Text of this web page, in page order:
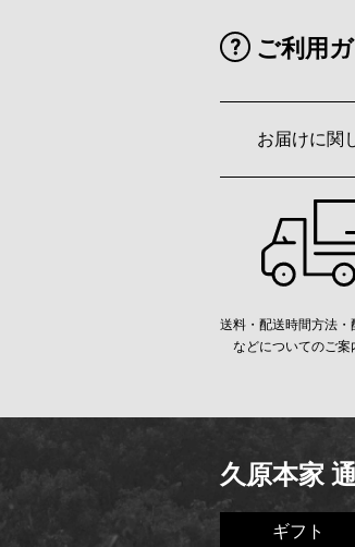
ご利用
お届けに関
送料・配送時間方法・
などについてのご案
久原本家
ギフト